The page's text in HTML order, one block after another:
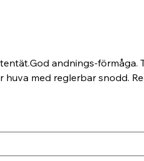
andnings-
huva med reglerbar snodd.